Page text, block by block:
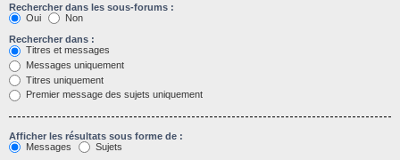
Rechercher dans les sous-forums :
Oui
Non
Rechercher dans :
Titres et messages
Messages uniquement
Titres uniquement
Premier message des sujets uniquement
Afficher les résultats sous forme de :
Messages
Sujets